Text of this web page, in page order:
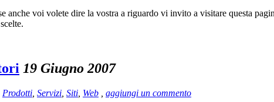
anche voi volete dire la vostra a riguardo vi invito a visitare questa
19 Giugno 2007
Prodotti Servizi Siti Web
aggiungi un commento